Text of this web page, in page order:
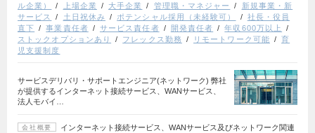
ル企業）
上場企業 大手企業 管理職・マネジャー
新規事業・新
サービス
土日祝休み ポテンシャル採用（未経験可）
社長・役員
直下
事業責任者 サービス責任者 開発責任者
年収600万以上
ストックオプションあり
フレックス勤務 リモートワーク可能
育
児支援制度
サービスデリバリ・サポートエンジニア(ネットワーク) 弊社
が提供するインターネット接続サービス、WANサービス、
法人モバイ…
会社概要
インターネット接続サービス、WANサービス及びネットワーク関連